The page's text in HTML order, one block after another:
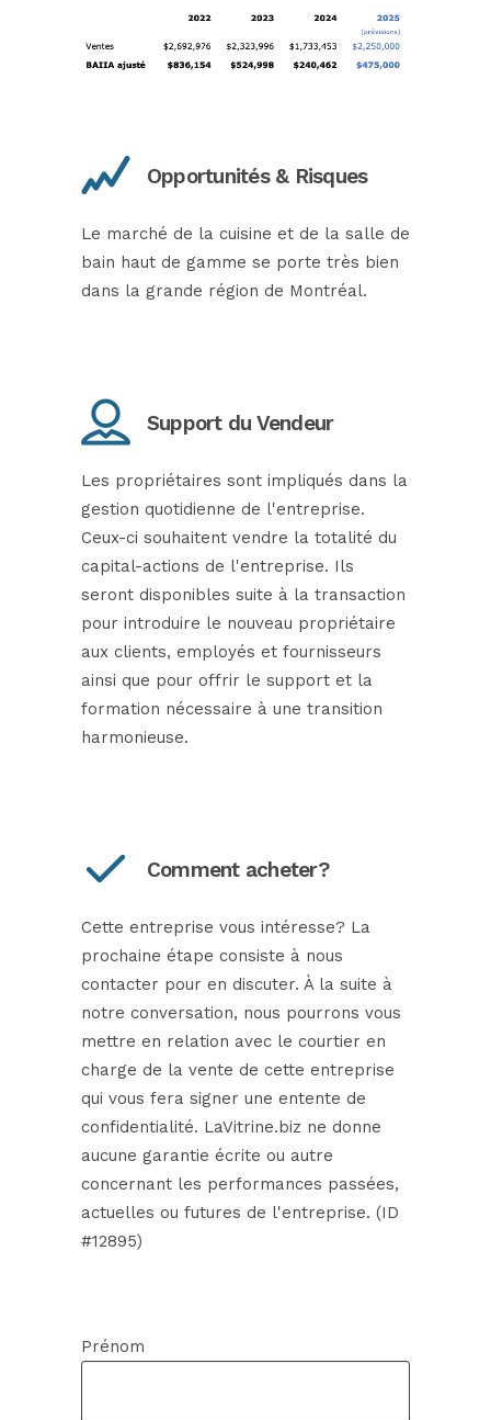
Opportunités & Risques
Le marché de la cuisine et de la salle de
bain haut de gamme se porte très bien
dans la grande région de Montréal.
Support du Vendeur
Les propriétaires sont impliqués dans la
gestion quotidienne de l'entreprise.
Ceux-ci souhaitent vendre la totalité du
capital-actions de l'entreprise. Ils
seront disponibles suite à la transaction
pour introduire le nouveau propriétaire
aux clients, employés et fournisseurs
ainsi que pour offrir le support et la
formation nécessaire à une transition
harmonieuse.
Comment acheter?
Cette entreprise vous intéresse? La
prochaine étape consiste à nous
contacter pour en discuter. À la suite à
notre conversation, nous pourrons vous
mettre en relation avec le courtier en
charge de la vente de cette entreprise
qui vous fera signer une entente de
confidentialité. LaVitrine.biz ne donne
aucune garantie écrite ou autre
concernant les performances passées,
actuelles ou futures de l'entreprise. (ID
#12895)
Prénom